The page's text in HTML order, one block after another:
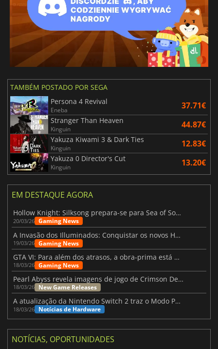
TAMBÉM POSTADO POR SEGA
Persona 4 Revival
Eneba 37.71€
Stranger Than Heaven
Kinguin 44.87€
Yakuza Kiwami 3 & Dark Ties
Kinguin 12.83€
Yakuza 0 Director's Cut
Kinguin 13.20€
EM DESTAQUE AGORA
Hollow Knight: Silksong prepara-se para Sea of Sorrow com um patch
20/03/26 Gaming News
A Invasão dos Illuminados: Conquistar os novos Helldivers 2 Atualização!
19/03/26 Gaming News
GTA VI: Para além dos atrasos, a obra-prima está quase a chegar
18/03/26 Gaming News
Pearl Abyss revela imagens de jogo de Crimson Desert para a PS5
18/03/26 New Game Releases
A atualização da Nintendo Switch 2 traz o Modo Portátil aos jogos mais antigos da Switch
18/03/26 Notícias de Hardware
NOTÍCIAS, OPORTUNIDADES